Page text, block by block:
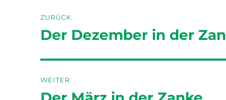
ZURÜCK
Vorheriger
Der Dezember in der
WEITER
Nächster